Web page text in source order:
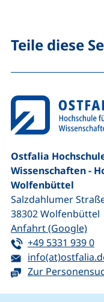
Teile diese
Ostfalia
Wissenschaften -
Wolfenbüttel
Salzdahlumer
38302Wolfenbüttel
Anfahrt (Google)
Tel:
+49 5331 939 0
E-Mail:
Zur